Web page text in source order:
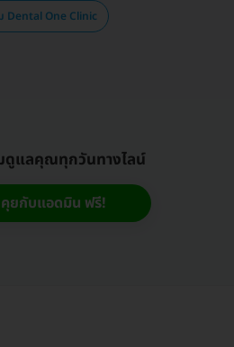
Dental One Clinic
แลคุณทุกวันทางไลน์
คุยกับแอดมิน ฟรี!